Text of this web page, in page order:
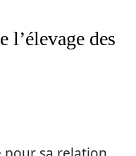
l’élevage des